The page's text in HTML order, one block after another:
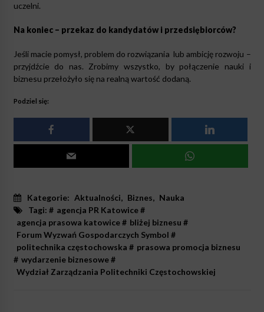
uczelni.
Na koniec – przekaz do kandydatów i przedsiębiorców?
Jeśli macie pomysł, problem do rozwiązania lub ambicję rozwoju –
przyjdźcie do nas. Zrobimy wszystko, by połączenie nauki i
biznesu przełożyło się na realną wartość dodaną.
Podziel się:
Kategorie: Aktualności, Biznes, Nauka
Tagi: # agencja PR Katowice#
agencja prasowa katowice# bliżej biznesu #
Forum Wyzwań Gospodarczych Symbol #
politechnika częstochowska # prasowa promocja biznesu
# wydarzenie biznesowe#
Wydział Zarządzania Politechniki Częstochowskiej